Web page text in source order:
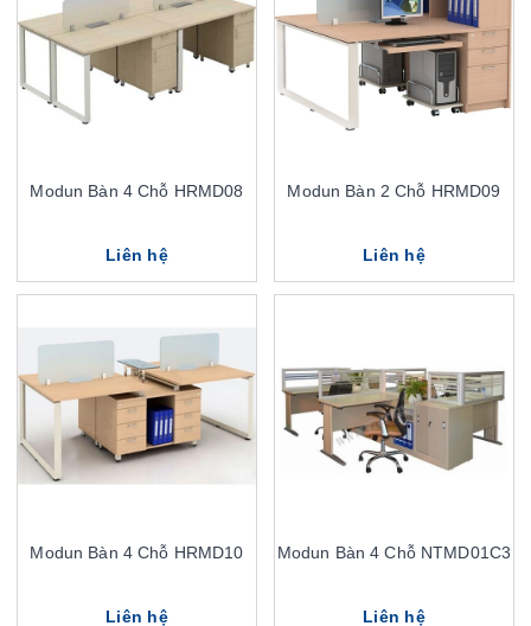
Modun Bàn 4 Chỗ HRMD08
Liên hệ
Modun Bàn 2 Chỗ HRMD09
Liên hệ
Modun Bàn 4 Chỗ HRMD10
Liên hệ
Modun Bàn 4 Chỗ NTMD01C3
Liên hệ